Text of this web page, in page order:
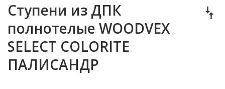
Ступени из ДПК
полнотелые WOODVEX
SELECT COLORITE
ПАЛИСАНДР